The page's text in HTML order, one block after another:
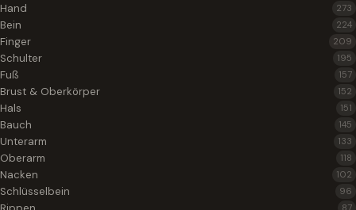
Hand 273
Bein 224
Finger 209
Schulter 195
Fuß 157
Brust & Oberkörper 152
Hals 151
Bauch 145
Unterarm 133
Oberarm 118
Nacken 102
Schlüsselbein 96
87